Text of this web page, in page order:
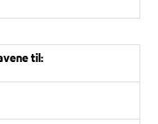
til: